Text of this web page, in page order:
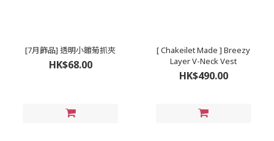
[7月飾品] 透明小雛菊抓夾
HK$68.00
[ Chakeilet Made ] Breezy
Layer V-Neck Vest
HK$490.00